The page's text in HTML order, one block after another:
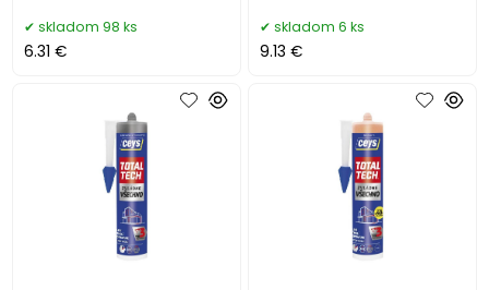
skladom 98 ks
6.31 €
skladom 6 ks
9.13 €